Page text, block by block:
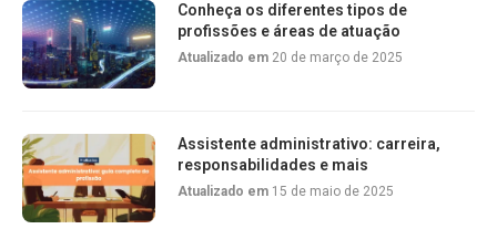
Conheça os diferentes tipos de
profissões e áreas de atuação
Atualizado em 20 de março de 2025
Assistente administrativo: carreira,
responsabilidades e mais
Atualizado em 15 de maio de 2025